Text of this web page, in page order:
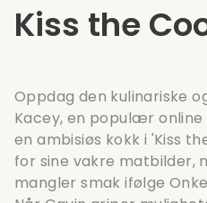
Kiss the
Oppdag den kulinariske
Kacey, en populær
en ambisiøs kokk i 'Kiss
for sine vakre matbilder,
mangler smak ifølge